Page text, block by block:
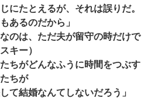
にたとえるが、それは誤りだ。
あるのだから」
のは、ただ夫が留守の時だけで
キー）
ちがどんなふうに時間をつぶす
ちが
て結婚なんてしないだろう」